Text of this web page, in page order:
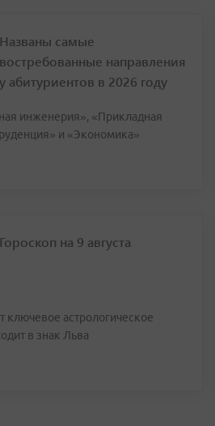
Названы самые
востребованные направления
у абитуриентов в 2026 году
инженерия», «Прикладная
и «Экономика»
Гороскоп на 9 августа
ключевое астрологическое
в знак Льва